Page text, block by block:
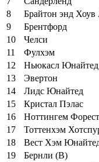
8
Брайтон энд Хоув
9
Брентфорд
10
Челси
11
Фулхэм
12
Ньюкасл Юнайтед
13
Эвертон
14
Лидс Юнайтед
15
Кристал Пэлас
16
Ноттингем Форест
17
Тоттенхэм
18
Вест Хэм
19
Бернли (В)